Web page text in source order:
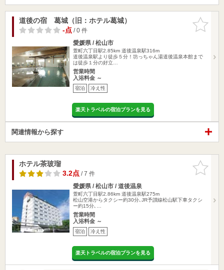
お気に入
りに追加
道後の宿 葛城（旧：ホテル葛城）
-点/ 0 件
愛媛県 / 松山市
萱町六丁目駅2.85km 道後温泉駅316m
道後温泉駅より徒歩５分！坊っちゃん湯道後温泉本館まで
は徒歩１分の好立…
営業時間
入浴料金 ～
宿泊 冷え性
楽天トラベルの宿泊プランを見る
関連情報から探す
お気に入
りに追加
ホテル茶玻瑠
3.2点/ 7 件
愛媛県 / 松山市 / 道後温泉
萱町六丁目駅2.86km 道後温泉駅275m
松山空港からタクシー約30分､JR予讃線松山駅下車タクシ
ー約15分､…
営業時間
入浴料金 ～
宿泊 冷え性
楽天トラベルの宿泊プランを見る